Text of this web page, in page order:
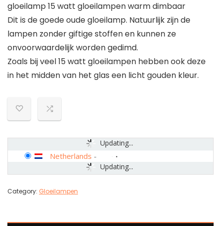
gloeilamp 15 watt gloeilampen warm dimbaar
Dit is de goede oude gloeilamp. Natuurlijk zijn de
lampen zonder giftige stoffen en kunnen ze
onvoorwaardelijk worden gedimd.
Zoals bij veel 15 watt gloeilampen hebben ook deze
in het midden van het glas een licht gouden kleur.
Updating...
Updating...
Netherlands -
Category: Gloeilampen